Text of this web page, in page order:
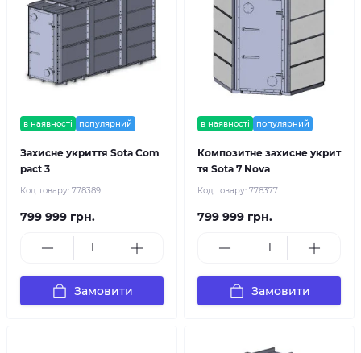
в наявності популярний
Захисне укриття Sota Com
pact 3
Код товару: 778389
799 999 грн.
Замовити
в наявності популярний
Композитне захисне укрит
тя Sota 7 Nova
Код товару: 778377
799 999 грн.
Замовити